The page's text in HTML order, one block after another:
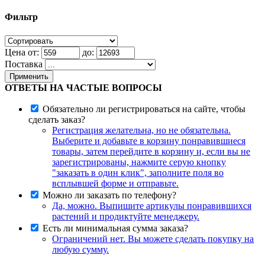
Фильтр
Цена от:
до:
Поставка
Применить
ОТВЕТЫ НА ЧАСТЫЕ ВОПРОСЫ
Обязательно ли регистрироваться на сайте, чтобы
сделать заказ?
Регистрация желательна, но не обязательна.
Выберите и добавьте в корзину понравившиеся
товары, затем перейдите в корзину и, если вы не
зарегистрированы, нажмите серую кнопку
"заказать в один клик", заполните поля во
всплывшей форме и отправьте.
Можно ли заказать по телефону?
Да, можно. Выпишите артикулы понравившихся
растений и продиктуйте менеджеру.
Есть ли минимальная сумма заказа?
Ограничений нет. Вы можете сделать покупку на
любую сумму.